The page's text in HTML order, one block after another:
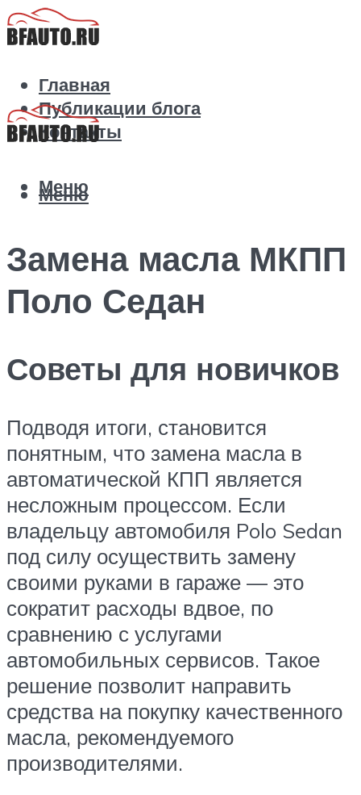
Главная
Публикации блога
Контакты
Меню
Меню
Замена масла МКПП
Поло Седан
Советы для новичков
Подводя итоги, становится
понятным, что замена масла в
автоматической КПП является
несложным процессом. Если
владельцу автомобиля Polo Sedan
под силу осуществить замену
своими руками в гараже — это
сократит расходы вдвое, по
сравнению с услугами
автомобильных сервисов. Такое
решение позволит направить
средства на покупку качественного
масла, рекомендуемого
производителями.